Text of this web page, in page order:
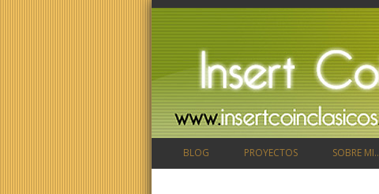
BLOG PROYECTOS SOBRE